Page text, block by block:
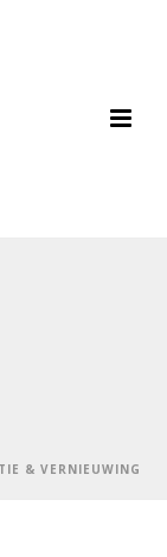
& VERNIEUWING